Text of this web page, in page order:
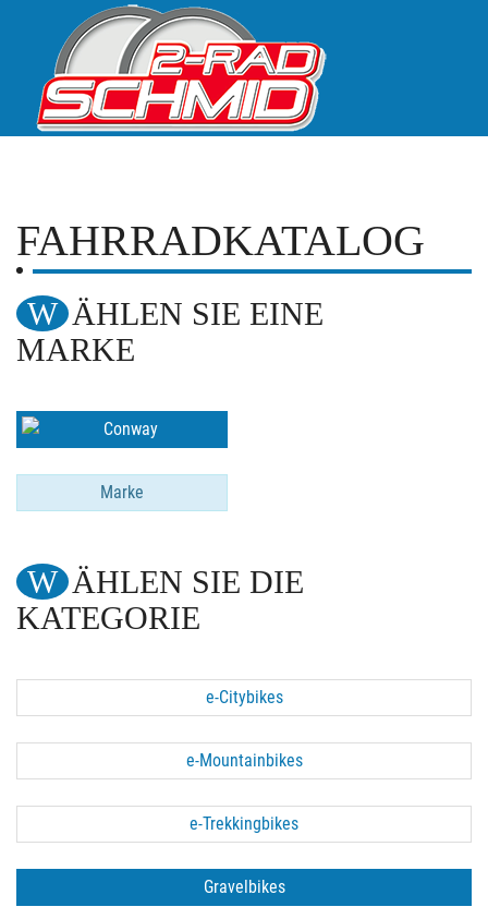
FAHRRADKATALOG
WÄHLEN SIE EINE
MARKE
Marke
WÄHLEN SIE DIE
KATEGORIE
e-Citybikes
e-Mountainbikes
e-Trekkingbikes
Gravelbikes